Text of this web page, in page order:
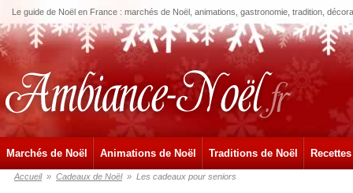
Le guide de Noël en France : marchés de Noël, animations, gastronomie, tradition,
Marchés de Noël Animations de Noël Traditions de Noël
Accueil » Cadeaux de Noël » Les cadeaux pour seniors